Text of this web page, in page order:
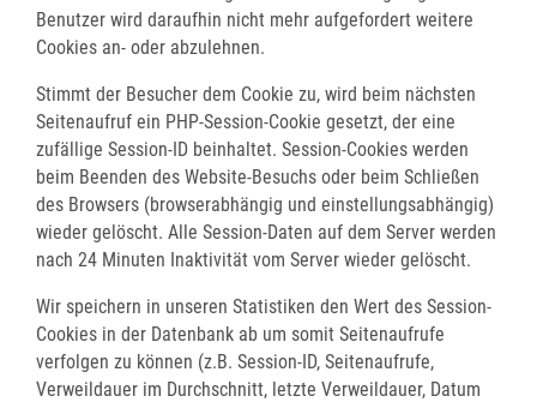
Benutzer wird daraufhin nicht mehr aufgefordert weitere
Cookies an- oder abzulehnen.
Stimmt der Besucher dem Cookie zu, wird beim nächsten
Seitenaufruf ein PHP-Session-Cookie gesetzt, der eine
zufällige Session-ID beinhaltet. Session-Cookies werden
beim Beenden des Website-Besuchs oder beim Schließen
des Browsers (browserabhängig und einstellungsabhängig)
wieder gelöscht. Alle Session-Daten auf dem Server werden
nach 24 Minuten Inaktivität vom Server wieder gelöscht.
Wir speichern in unseren Statistiken den Wert des Session-
Cookies in der Datenbank ab um somit Seitenaufrufe
verfolgen zu können (z.B. Session-ID, Seitenaufrufe,
Verweildauer im Durchschnitt, letzte Verweildauer, Datum